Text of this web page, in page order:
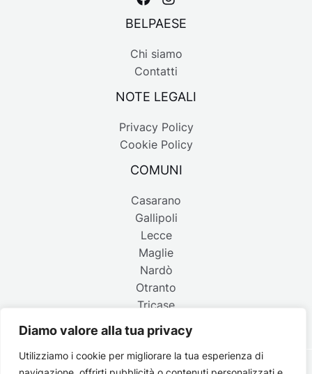
Diamo valore alla tua privacy
Utilizziamo i cookie per migliorare la tua esperienza di
BELPAESE
Chi siamo
Contatti
NOTE LEGALI
Privacy Policy
Cookie Policy
COMUNI
Casarano
Gallipoli
Lecce
Maglie
Nardò
Otranto
Tricase